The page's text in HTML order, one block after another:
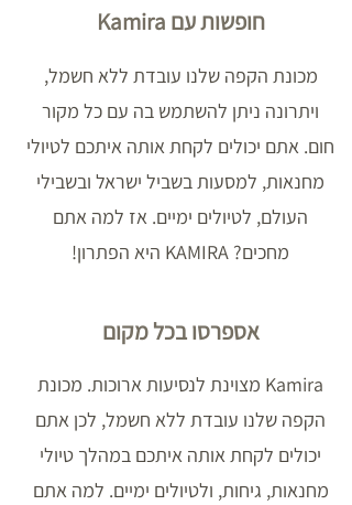
חופשות עם Kamira
מכונת הקפה שלנו עובדת ללא חשמל,
ויתרונה ניתן להשתמש בה עם כל מקור
חום. אתם יכולים לקחת אותה איתכם לטיולי
מחנאות, למסעות בשביל ישראל ובשבילי
העולם, לטיולים ימיים. אז למה אתם
מחכים? KAMIRA היא הפתרון!
אספרסו בכל מקום
Kamira מצוינת לנסיעות ארוכות. מכונת
הקפה שלנו עובדת ללא חשמל, לכן אתם
יכולים לקחת אותה איתכם במהלך טיולי
מחנאות, גיחות, ולטיולים ימיים. למה אתם